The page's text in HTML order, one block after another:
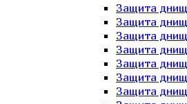
Защита
Защита
Защита
Защита
Защита
Защита
Защита